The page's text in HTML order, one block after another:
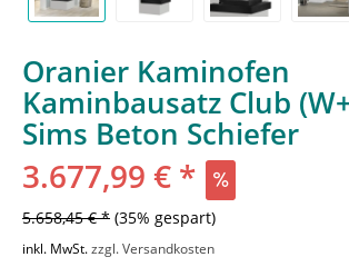
Oranier Kaminofen
Kaminbausatz Club
Sims Beton Schiefer
3.677,99 € *
5.658,45 € * (35% gespart)
inkl. MwSt.zzgl. Versandkosten